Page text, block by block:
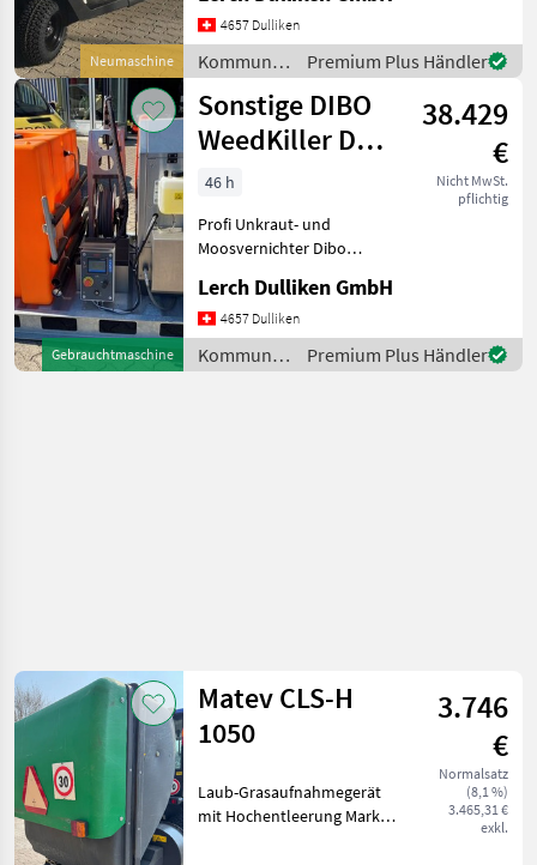
Neumaschine
American Curtis Controller
Automatic Ladegerät intern
Fahra
4657 Dulliken
Kommunalgeräte
/ WSM
Premium Plus Händler
Gebrauchtmaschine
Sonstige DIBO
WeedKiller D
Hydra
38.429
€
Nicht MwSt.
pflichtig
46 h
Profi Unkraut- und
Moosvernichter Dibo
Plattform (Demomaschine)
Mit Heißwassertechnik bei
Temperaturen von 96-99°C
werden Unkraut und
Lerch Dulliken GmbH
4657 Dulliken
Kommunalgeräte
/ Sonstige
Premium Plus Händler
Matev CLS-H
1050
3.746
€
Normalsatz
(8,1 %)
3.465,31 €
exkl.
Laub-Grasaufnahmegerät
mit Hochentleerung Marke: